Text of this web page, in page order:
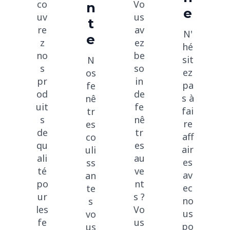
co
uv
re
z
no
s
pr
od
uit
s
de
qu
ali
té
po
ur
les
fe
n
t
e
N
os
fe
nê
tr
es
co
uli
ss
an
te
s
vo
us
Vo
us
av
ez
be
so
in
de
fe
nê
tr
es
au
ve
nt
s ?
Vo
us
e
N'
hé
sit
ez
pa
s à
fai
re
aff
air
es
av
ec
no
us
po